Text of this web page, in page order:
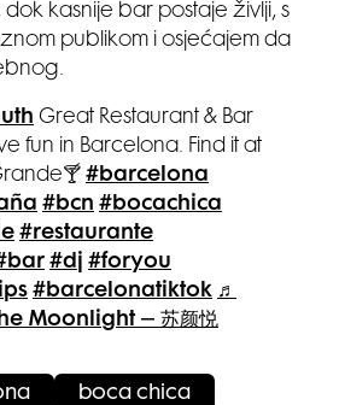
dok kasnije bar postaje življi, s
publikom i osjećajem da
Great Restaurant & Bar
fun in Barcelona. Find it at
#barcelona
#bcn #bocachica
#restaurante
#dj
#foryou
#barcelonatiktok ♬
Moonlight – 苏颜悦
boca chica